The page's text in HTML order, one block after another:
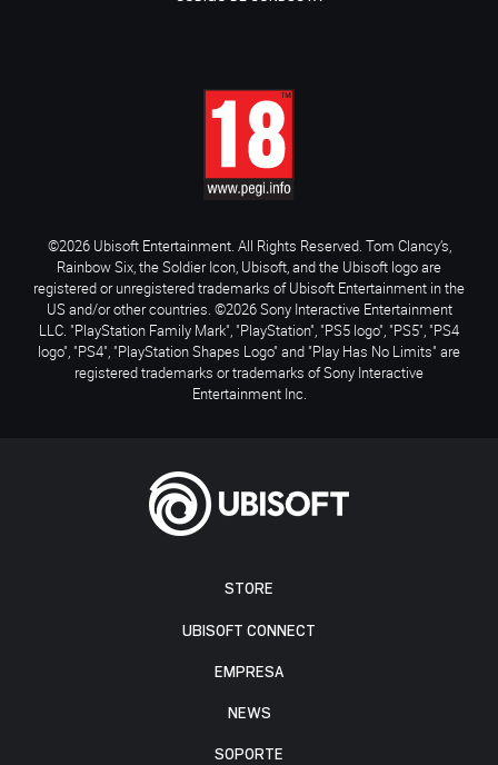
STORE
UBISOFT CONNECT
EMPRESA
NEWS
SOPORTE
©2026 Ubisoft Entertainment. All Rights Reserved. Tom Clancy’s,
Rainbow Six, the Soldier Icon, Ubisoft, and the Ubisoft logo are
registered or unregistered trademarks of Ubisoft Entertainment in the
US and/or other countries. ©2026 Sony Interactive Entertainment
LLC. "PlayStation Family Mark", "PlayStation", "PS5 logo", "PS5", "PS4
logo", "PS4", "PlayStation Shapes Logo" and "Play Has No Limits" are
registered trademarks or trademarks of Sony Interactive
Entertainment Inc.